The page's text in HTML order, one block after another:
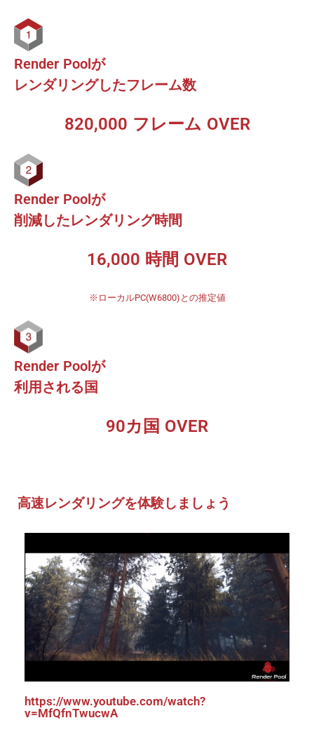
Render Poolが
レンダリングしたフレーム数
820,000 フレーム OVER
Render Poolが
削減したレンダリング時間
16,000 時間 OVER
※ローカルPC(W6800)との推定値
Render Poolが
利用される国
90カ国 OVER
高速レンダリングを体験しましょう
https://www.youtube.com/watch?
v=MfQfnTwucwA